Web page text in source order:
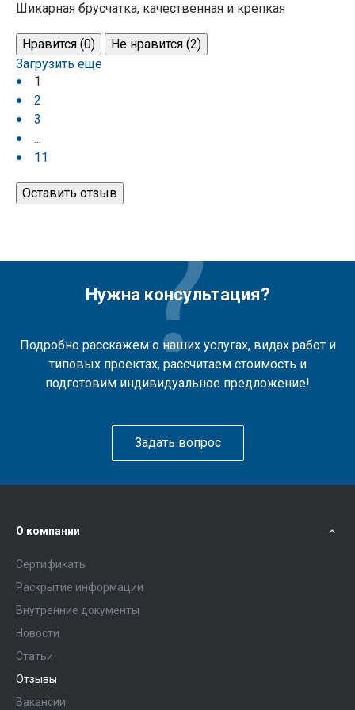
Шикарная брусчатка, качественная и крепкая
Нравится (0) Не нравится (2)
Загрузить еще
1
2
3
...
11
Оставить отзыв
Нужна консультация?
Подробно расскажем о наших услугах, видах работ и
типовых проектах, рассчитаем стоимость и
подготовим индивидуальное предложение!
Задать вопрос
О компании
Сертификаты
Раскрытие информации
Внутренние документы
Новости
Статьи
Отзывы
Вакансии